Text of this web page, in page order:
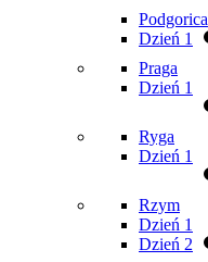
Podgorica
Dzień 1
Praga
Dzień 1
Ryga
Dzień 1
Rzym
Dzień 1
Dzień 2